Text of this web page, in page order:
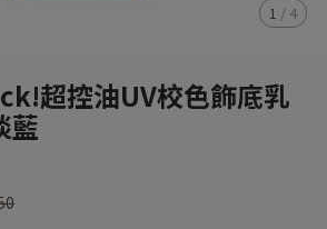
1 / 4
超控油UV校色飾底乳
藍